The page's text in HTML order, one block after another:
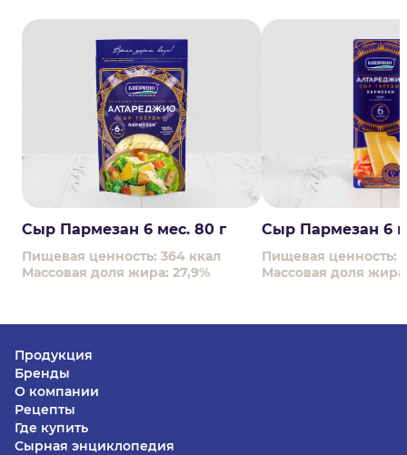
Сыр Пармезан 6 мес. 80 г
Пищевая ценность: 364 ккал
Массовая доля жира: 27,9%
Сыр Пармезан 6
Пищевая ценность:
Массовая доля
Продукция
Бренды
О компании
Рецепты
Где купить
Сырная энциклопедия